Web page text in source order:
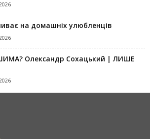
на домашніх улюбленців
Олександр Сохацький | ЛИШЕ